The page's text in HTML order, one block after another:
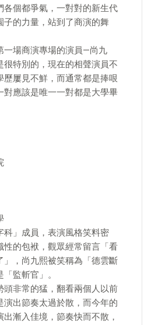
各個都爭氣，一對對的新生代
子的力量，站到了商演的舞
一場商演專場的演員—尚九
很特別的，現在的相聲演員不
歷屢見不鮮，而通常都是捧哏
對應該是唯一一對都是大學畢
科」成員，表演風格笑料密
性的包袱，觀眾經常留言「看
」，尚九熙被笑稱為「德雲斷
監斬官」。
頭非常的猛，翻看兩個人以前
演出節奏太過於散，而今年的
漸入佳境，節奏快而不散，